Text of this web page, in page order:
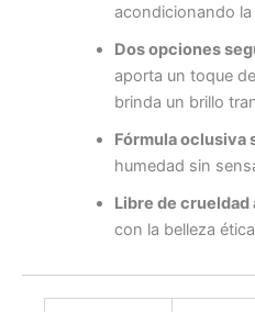
acondicionando
Dos opciones
aporta un toque
brinda un brillo
Fórmula oclusiva
humedad sin
Libre de crueldad
con la belleza ética